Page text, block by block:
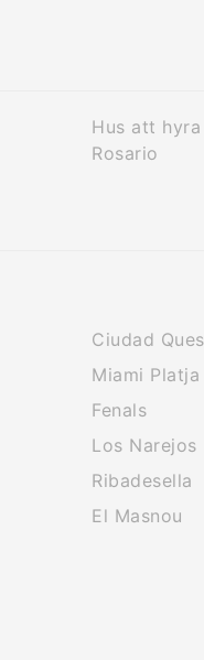
Hus att
Rosario
Ciudad
Miami Platja
Fenals
Los Narejos
Ribadesella
El Masnou